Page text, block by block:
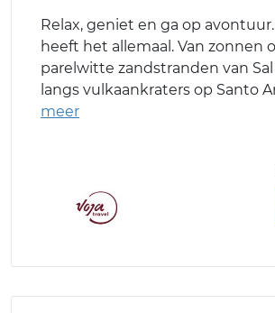
Relax, geniet en ga op
heeft het allemaal. Van zonnen
parelwitte zandstranden van
langs vulkaankraters op Santo